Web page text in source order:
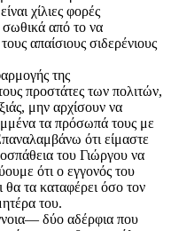
χίλιες φορές
σωθικά από το να
απαίσιους σιδερένιους
της
προστάτες των πολιτών,
μην αρχίσουν να
τα πρόσωπά τους με
ότι είμαστε
του Γιώργου να
ότι ο εγγονός του
θα τα καταφέρει όσο τον
του.
δύο αδέρφια που